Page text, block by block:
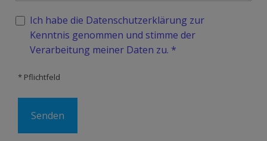
Ich habe die Datenschutzerklärung zur
Kenntnis genommen und stimme der
Verarbeitung meiner Daten zu. *
* Pflichtfeld